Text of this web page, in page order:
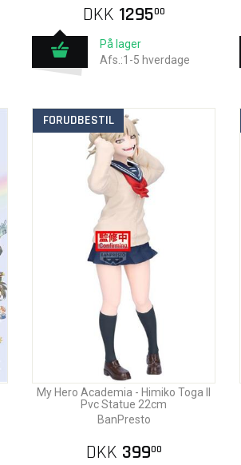
DKK 129500
På lager
Afs.:1-5 hverdage
FORUDBESTIL
My Hero Academia - Himiko Toga II
Pvc Statue 22cm
BanPresto
DKK 39900